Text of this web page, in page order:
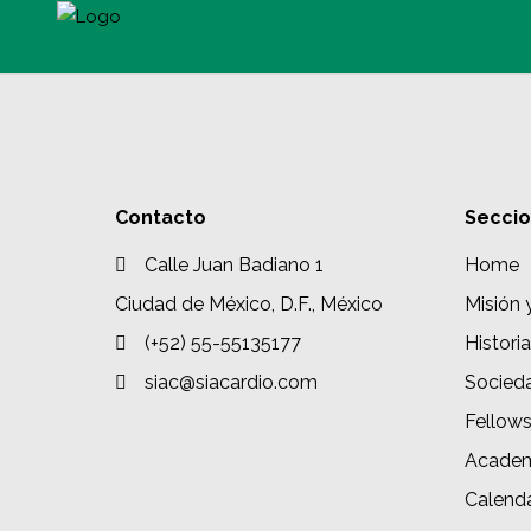
Contacto
Calle Juan Badiano 1
Ciudad de México, D.F., México
(+52) 55-55135177
siac@siacardio.com
Home
Misión
Historia
Fellows